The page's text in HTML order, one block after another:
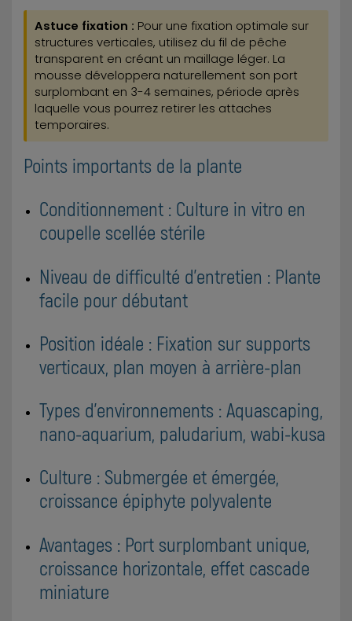
Astuce fixation : Pour une fixation optimale sur
structures verticales, utilisez du fil de pêche
transparent en créant un maillage léger. La
mousse développera naturellement son port
surplombant en 3-4 semaines, période après
laquelle vous pourrez retirer les attaches
temporaires.
Points importants de la plante
Conditionnement : Culture in vitro en
coupelle scellée stérile
Niveau de difficulté d'entretien : Plante
facile pour débutant
Position idéale : Fixation sur supports
verticaux, plan moyen à arrière-plan
Types d'environnements : Aquascaping,
nano-aquarium, paludarium, wabi-kusa
Culture : Submergée et émergée,
croissance épiphyte polyvalente
Avantages : Port surplombant unique,
croissance horizontale, effet cascade
miniature